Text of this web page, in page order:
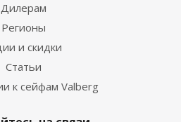
Дилерам
Регионы
и скидки
Статьи
к сейфам Valberg